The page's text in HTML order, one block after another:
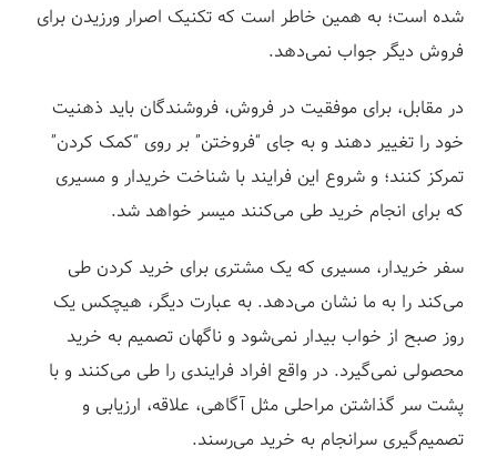
شده است؛ به همین خاطر است که تکنیک‌ اصرار ورزیدن برای
فروش دیگر جواب نمی‌دهد.
در مقابل، برای موفقیت در فروش، فروشندگان باید ذهنیت
خود را تغییر دهند و به جای “فروختن” بر روی “کمک کردن”
تمرکز کنند؛ و شروع این فرایند با شناخت خریدار و مسیری
که برای انجام خرید طی می‌کنند میسر خواهد شد.
سفر خریدار، مسیری که یک مشتری برای خرید کردن طی
می‌کند را به ما نشان می‌دهد. به عبارت دیگر، هیچکس یک
روز صبح از خواب بیدار نمی‌شود و ناگهان تصمیم به خرید
محصولی نمی‌گیرد. در واقع افراد فرایندی را طی می‌کنند و با
پشت سر گذاشتن مراحلی مثل آگاهی، علاقه، ارزیابی و
تصمیم‌گیری سرانجام به خرید می‌رسند.